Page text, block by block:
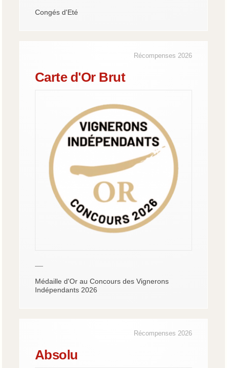
Congés d'Eté
Récompenses 2026
Carte d'Or Brut
—
Médaille d'Or au Concours des Vignerons
Indépendants 2026
Récompenses 2026
Absolu